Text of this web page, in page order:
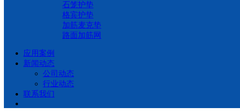
石笼护垫
格宾护垫
加筋麦克垫
路面加筋网
应用案例
新闻动态
公司动态
行业动态
联系我们